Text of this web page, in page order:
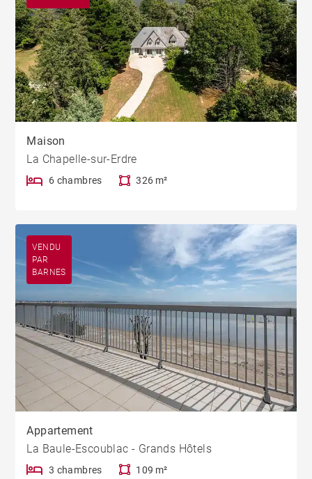
Maison
La Chapelle-sur-Erdre
6 chambres 326 m²
VENDU
PAR
BARNES
Appartement
La Baule-Escoublac - Grands Hôtels
3 chambres 109 m²